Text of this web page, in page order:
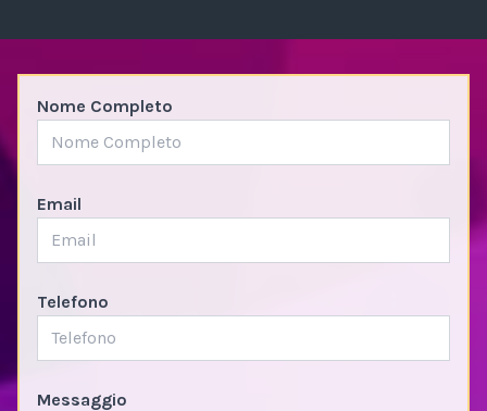
Nome Completo
Email
Telefono
Messaggio